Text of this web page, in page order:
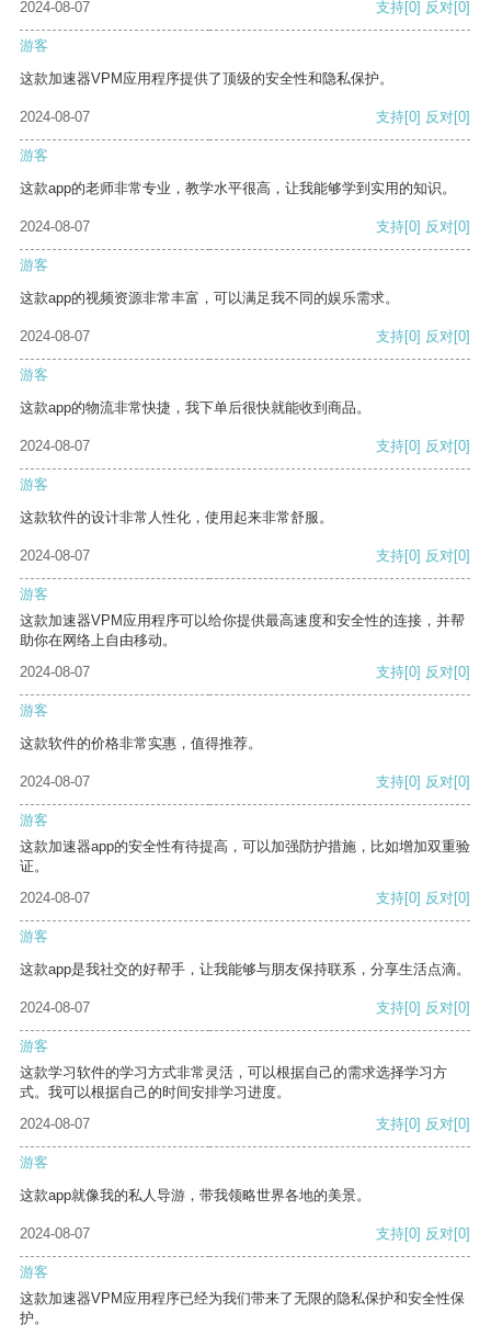
2024-08-07 支持[0] 反对[0]
游客
这款加速器VPM应用程序提供了顶级的安全性和隐私保护。
2024-08-07 支持[0] 反对[0]
游客
这款app的老师非常专业，教学水平很高，让我能够学到实用的知识。
2024-08-07 支持[0] 反对[0]
游客
这款app的视频资源非常丰富，可以满足我不同的娱乐需求。
2024-08-07 支持[0] 反对[0]
游客
这款app的物流非常快捷，我下单后很快就能收到商品。
2024-08-07 支持[0] 反对[0]
游客
这款软件的设计非常人性化，使用起来非常舒服。
2024-08-07 支持[0] 反对[0]
游客
这款加速器VPM应用程序可以给你提供最高速度和安全性的连接，并帮
助你在网络上自由移动。
2024-08-07
支持[0] 反对[0]
游客
这款软件的价格非常实惠，值得推荐。
2024-08-07 支持[0] 反对[0]
游客
这款加速器app的安全性有待提高，可以加强防护措施，比如增加双重验
证。
2024-08-07
支持[0] 反对[0]
游客
这款app是我社交的好帮手，让我能够与朋友保持联系，分享生活点滴。
2024-08-07 支持[0] 反对[0]
游客
这款学习软件的学习方式非常灵活，可以根据自己的需求选择学习方
式。我可以根据自己的时间安排学习进度。
2024-08-07
支持[0] 反对[0]
游客
这款app就像我的私人导游，带我领略世界各地的美景。
2024-08-07 支持[0] 反对[0]
游客
这款加速器VPM应用程序已经为我们带来了无限的隐私保护和安全性保
护。